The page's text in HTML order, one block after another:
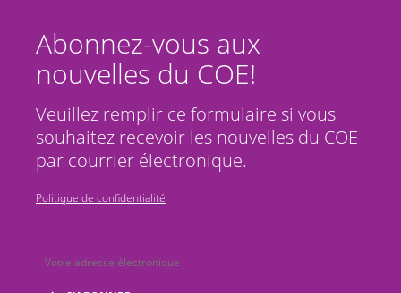
Abonnez-vous aux
nouvelles du COE!
Veuillez remplir ce formulaire si vous
souhaitez recevoir les nouvelles du COE
par courrier électronique.
Politique de confidentialité